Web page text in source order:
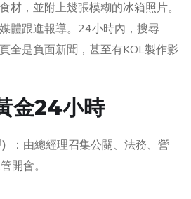
材，並附上幾張模糊的冰箱照片。
體跟進報導。24小時內，搜尋
全是負面新聞，甚至有KOL製作影
金24小時
：由總經理召集公關、法務、營
開會。